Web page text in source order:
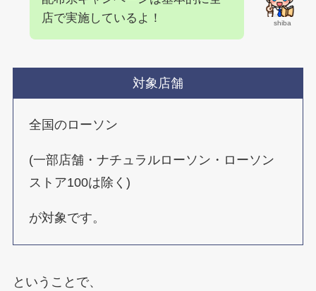
shiba
店で実施しているよ！
対象店舗
全国のローソン
(一部店舗・ナチュラルローソン・ローソン
ストア100は除く)
が対象です。
ということで、